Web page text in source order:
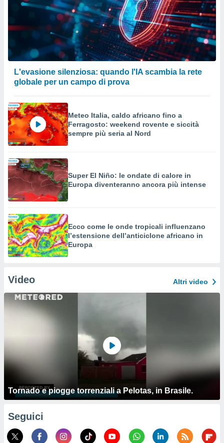
L'evasione silenziosa: quando l'IA scambia la rete
globale per un campo di prova
Meteo Italia, caldo africano fino a
Ferragosto: weekend rovente e siccità
sempre più seria al Nord
Super El Niño: le ondate di calore in
Europa diventeranno ancora più intense
Ecco come le onde tropicali influenzano
l’estensione dell’anticiclone africano in
Europa
Video Altri video
Tornado e piogge torrenziali a Pelotas, in Brasile.
Seguici